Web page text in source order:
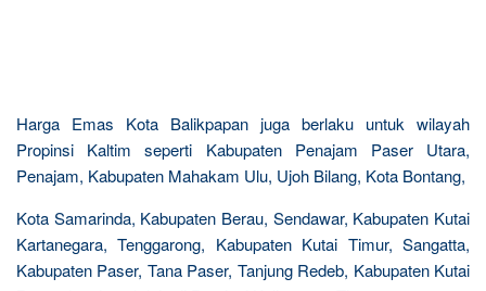
Harga Emas Kota Balikpapan juga berlaku untuk wilayah
Propinsi Kaltim seperti Kabupaten Penajam Paser Utara,
Penajam, Kabupaten Mahakam Ulu, Ujoh Bilang, Kota Bontang,
Kota Samarinda, Kabupaten Berau, Sendawar, Kabupaten Kutai
Kartanegara, Tenggarong, Kabupaten Kutai Timur, Sangatta,
Kabupaten Paser, Tana Paser, Tanjung Redeb, Kabupaten Kutai